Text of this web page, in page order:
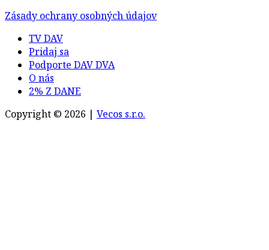
Zásady ochrany osobných údajov
TV DAV
Pridaj sa
Podporte DAV DVA
O nás
2% Z DANE
Copyright © 2026 | Vecos s.r.o.